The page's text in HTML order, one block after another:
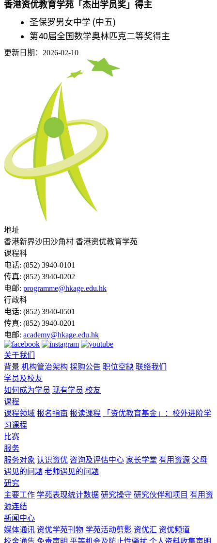
香港资优教育学苑「杰出学员奖」得主
圣保罗男女中学 (中五)
第40届全国数学奥林匹克二等奖得主
更新日期：2026-02-10
地址
香港新界沙田沙角村 香港资优教育学苑
课程科
电话: (852) 3940-0101
传真: (852) 3940-0202
电邮: programme@hkage.edu.hk
行政科
电话: (852) 3940-0501
传真: (852) 3940-0201
电邮: academy@hkage.edu.hk
关于我们
背景 机构管治架构 採购公告 职位空缺 联络我们
学员及校友
如何成为学员 现有学员 校友
课程
课程领域 报名指南 报读课程
「资优教育基金」：校外进阶学
习课程
比赛
服务
服务对象 认识资优 咨询及评估中心 家长学堂 有用资源 父母
遇见的问题 老师遇见的问题
研究
主要工作 学苑表现统计数据 研究操守 研究伙伴和项目 有用资
源连结
新闻中心
媒体通讯 资优学苑刊物 学苑活动剪影 资优汇 资优频道
校舍通告 免责声明 平等机会及防止性骚扰 个人资料收集声明